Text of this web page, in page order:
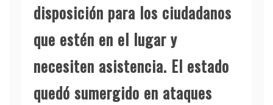
disposición para los ciudadanos
que estén en el lugar y
necesiten asistencia. El estado
quedó sumergido en ataques